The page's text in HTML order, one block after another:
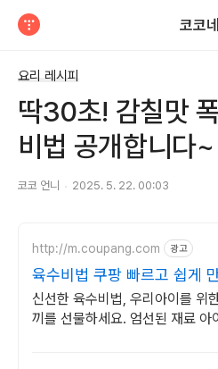
코코네
요리 레시피
딱30초! 감칠맛
비법 공개합니다~
코코 언니 2025. 5. 22. 00:03
http://m.coupang.com 광고
육수비법 쿠팡 빠르고 쉽게
유식
신선한 육수비법, 우리아이를 위
끼를 선물하세요. 엄선된 재료 아